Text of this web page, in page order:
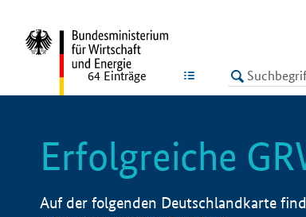
LISTE
64 Einträge
Erfolgreiche
Auf der folgenden Deutschlandkarte